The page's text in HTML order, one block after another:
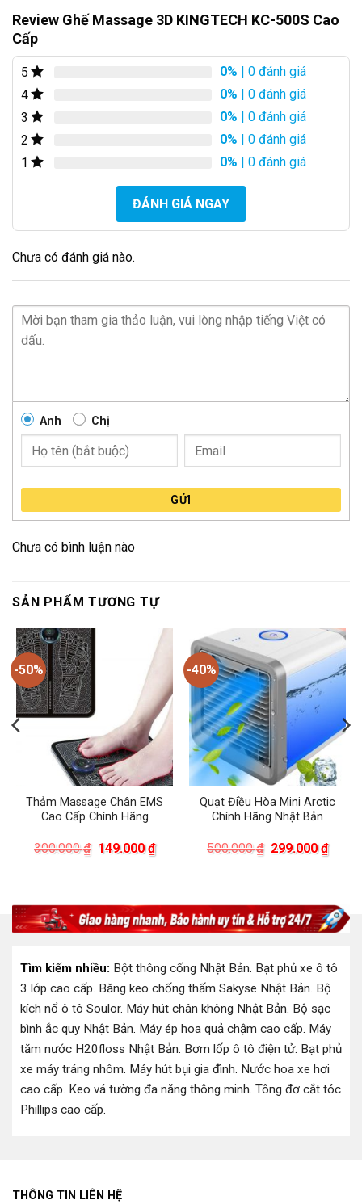
Review Ghế Massage 3D KINGTECH KC-500S Cao
Cấp
5 0% | 0 đánh giá
4
0% | 0 đánh giá
3
0% | 0 đánh giá
2
0% | 0 đánh giá
1
0% | 0 đánh giá
ĐÁNH GIÁ NGAY
Chưa có đánh giá nào.
Anh Chị
GỬI
Chưa có bình luận nào
SẢN PHẨM TƯƠNG TỰ
-50%
Thảm Massage Chân EMS
Cao Cấp Chính Hãng
300.000₫ Giá
149.000₫Giá
hiện
-40%
Quạt Điều Hòa Mini Arctic
Chính Hãng Nhật Bản
500.000₫ Giá
299.000₫Giá
hiện
Tìm kiếm nhiều: Bột thông cống Nhật Bản. Bạt phủ xe ô tô
3 lớp cao cấp. Băng keo chống thấm Sakyse Nhật Bản. Bộ
kích nổ ô tô Soulor. Máy hút chân không Nhật Bản. Bộ sạc
bình ắc quy Nhật Bản. Máy ép hoa quả chậm cao cấp. Máy
tăm nước H20floss Nhật Bản. Bơm lốp ô tô điện tử. Bạt phủ
xe máy tráng nhôm. Máy hút bụi gia đình. Nước hoa xe hơi
cao cấp. Keo vá tường đa năng thông minh. Tông đơ cắt tóc
Phillips cao cấp.
THÔNG TIN LIÊN HỆ